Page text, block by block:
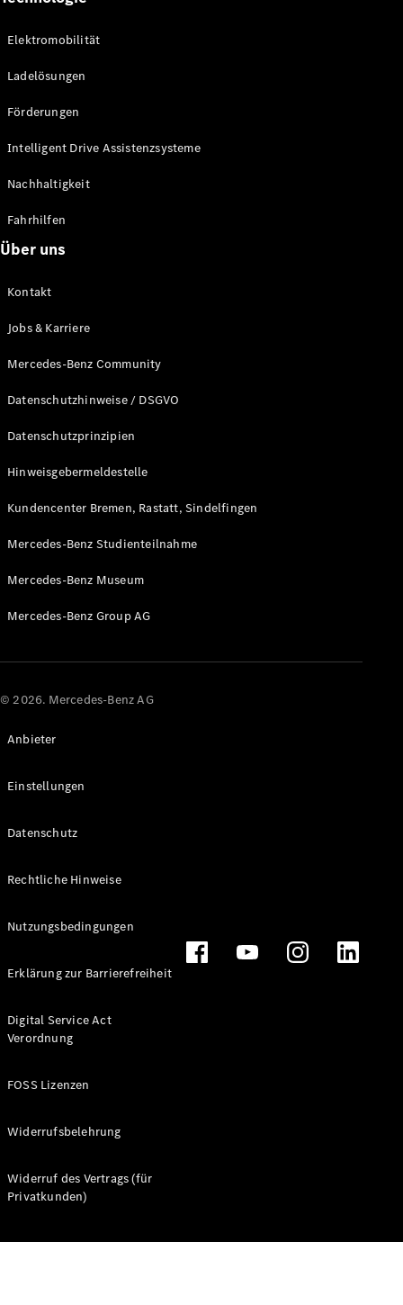
Elektromobilität
Ladelösungen
Förderungen
Intelligent Drive Assistenzsysteme
Nachhaltigkeit
Fahrhilfen
Über uns
Kontakt
Jobs & Karriere
Mercedes-Benz Community
Datenschutzhinweise / DSGVO
Datenschutzprinzipien
Hinweisgebermeldestelle
Kundencenter Bremen, Rastatt, Sindelfingen
Mercedes-Benz Studienteilnahme
Mercedes-Benz Museum
Mercedes-Benz Group AG
© 2026. Mercedes-Benz AG
Anbieter
Einstellungen
Datenschutz
Rechtliche Hinweise
Nutzungsbedingungen
Erklärung zur Barrierefreiheit
Digital Service Act
Verordnung
FOSS Lizenzen
Widerrufsbelehrung
Widerruf des Vertrags (für
Privatkunden)